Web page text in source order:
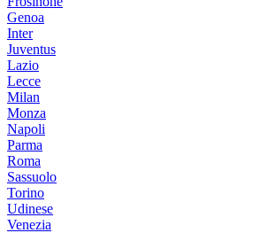
Genoa
Inter
Juventus
Lazio
Lecce
Milan
Monza
Napoli
Parma
Roma
Sassuolo
Torino
Udinese
Venezia